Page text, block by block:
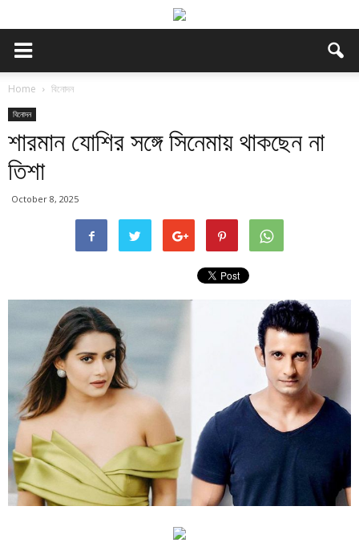
Home বিনোদন
বিনোদন
শারমান যোশির সঙ্গে সিনেমায় থাকছেন না
তিশা
October 8, 2025